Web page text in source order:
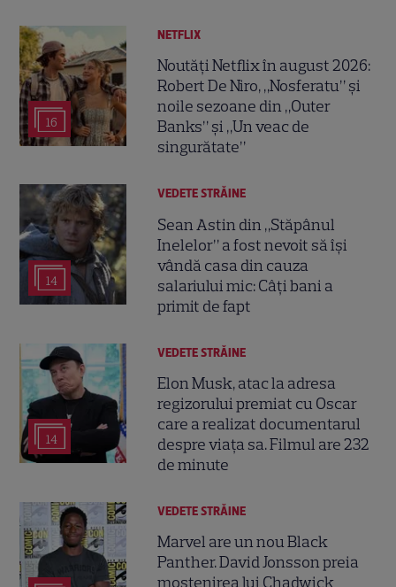
16
NETFLIX
Noutăți Netflix în august 2026:
Robert De Niro, „Nosferatu” și
noile sezoane din „Outer
Banks” și „Un veac de
singurătate”
14
VEDETE STRĂINE
Sean Astin din „Stăpânul
Inelelor” a fost nevoit să își
vândă casa din cauza
salariului mic: Câți bani a
primit de fapt
14
VEDETE STRĂINE
Elon Musk, atac la adresa
regizorului premiat cu Oscar
care a realizat documentarul
despre viața sa. Filmul are 232
de minute
VEDETE STRĂINE
Marvel are un nou Black
Panther. David Jonsson preia
moștenirea lui Chadwick